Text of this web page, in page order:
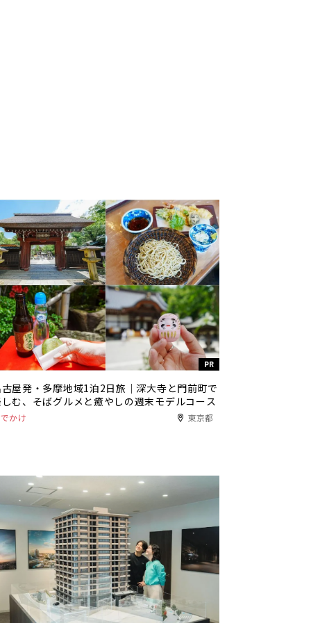
PR
屋発・多摩地域1泊2日旅｜深大寺と門前町で
む、そばグルメと癒やしの週末モデルコース
かけ 東京都